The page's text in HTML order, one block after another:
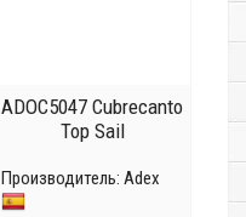
ADOC5047 Cubrecanto
Top Sail
Производитель: Adex